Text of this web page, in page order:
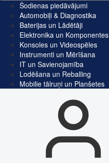
Šodienas piedāvājumi
Automobiļi & Diagnostika
Baterijas un Lādētāji
Elektronika un Komponentes
Konsoles un Videospēles
Instrumenti un Mērīšana
IT un Savienojamība
Lodēšana un Reballing
Mobilie tālruņi un Planšetes